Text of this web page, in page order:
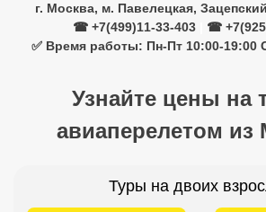
г. Москва, м. Павелецкая,
☎ +7(499)11-33-403
☎
✅ Время работы: Пн-Пт 10:00-19:00
Узнайте цены на
авиаперелетом из
Туры на двоих
Сетевые отели Вьетнама
Сетевые отели Мальдив
Сетевые отели Бали
Сетевые отели Маврикия